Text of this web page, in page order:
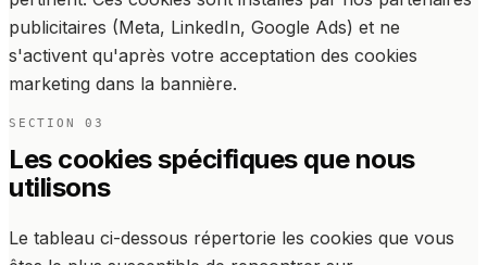
publicitaires (Meta, LinkedIn, Google Ads) et ne
s'activent qu'après votre acceptation des cookies
marketing dans la bannière.
SECTION 03
Les cookies spécifiques que nous
utilisons
Le tableau ci-dessous répertorie les cookies que vous